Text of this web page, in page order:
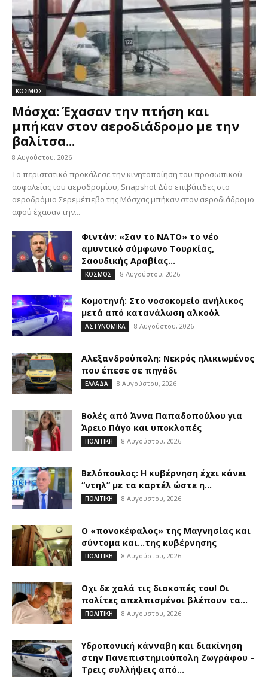
ΚΟΣΜΟΣ
Μόσχα: Έχασαν την πτήση και
μπήκαν στον αεροδιάδρομο με την
βαλίτσα...
8 Αυγούστου, 2026
Το περιστατικό προκάλεσε την κινητοποίηση του προσωπικού
ασφαλείας του αεροδρομίου, Snapshot Δύο επιβάτιδες στο
αεροδρόμιο Σερεμέτιεβο της Μόσχας μπήκαν στον αεροδιάδρομο
αφού έχασαν την...
Φιντάν: «Σαν το ΝΑΤΟ» το νέο
αμυντικό σύμφωνο Τουρκίας,
Σαουδικής Αραβίας...
ΚΟΣΜΟΣ 8 Αυγούστου, 2026
Κομοτηνή: Στο νοσοκομείο ανήλικος
μετά από κατανάλωση αλκοόλ
ΑΣΤΥΝΟΜΙΚΑ 8 Αυγούστου, 2026
Αλεξανδρούπολη: Νεκρός ηλικιωμένος
που έπεσε σε πηγάδι
ΕΛΛΑΔΑ 8 Αυγούστου, 2026
Βολές από Άννα Παπαδοπούλου για
Άρειο Πάγο και υποκλοπές
ΠΟΛΙΤΙΚΗ 8 Αυγούστου, 2026
Βελόπουλος: Η κυβέρνηση έχει κάνει
“ντηλ” με τα καρτέλ ώστε η...
ΠΟΛΙΤΙΚΗ 8 Αυγούστου, 2026
Ο «πονοκέφαλος» της Μαγνησίας και
σύντομα και…της κυβέρνησης
ΠΟΛΙΤΙΚΗ 8 Αυγούστου, 2026
Οχι δε χαλά τις διακοπές του! Οι
πολίτες απελπισμένοι βλέπουν τα...
ΠΟΛΙΤΙΚΗ 8 Αυγούστου, 2026
Υδροπονική κάνναβη και διακίνηση
στην Πανεπιστημιούπολη Ζωγράφου –
Τρεις συλλήψεις από...